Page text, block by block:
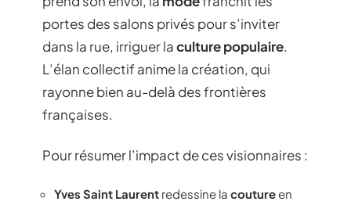
portes des salons privés pour s’inviter
dans la rue, irriguer laculture populaire.
L’élan collectif anime la création, qui
rayonne bien au-delà des frontières
françaises.
Pour résumer l’impact de ces visionnaires :
Yves Saint Laurent redessine la coutureen